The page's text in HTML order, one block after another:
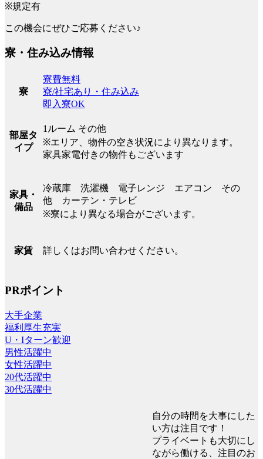
※規定有
この機会にぜひご応募ください♪
寮・住み込み情報
寮
寮費無料
寮/社宅あり・住み込み
即入寮OK
部屋タ
イプ
1ルーム その他
※エリア、物件の空き状況により異なります。
家具家電付きの物件もございます
家具・
備品
冷蔵庫 洗濯機 電子レンジ エアコン その
他 カーテン・テレビ
※寮により異なる場合がございます。
家賃 詳しくはお問い合わせください。
PRポイント
大手企業
福利厚生充実
U・Iターン歓迎
男性活躍中
女性活躍中
20代活躍中
30代活躍中
自分の時間を大事にした
い方は注目です！
プライベートも大切にし
ながら働ける、注目のお